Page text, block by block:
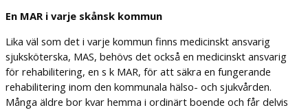
En MAR i varje skånsk kommun
Lika väl som det i varje kommun finns medicinskt ansvarig
sjuksköterska, MAS, behövs det också en medicinskt ansvarig
för rehabilitering, en s k MAR, för att säkra en fungerande
rehabilitering inom den kommunala hälso- och sjukvården.
Många äldre bor kvar hemma i ordinärt boende och får delvis